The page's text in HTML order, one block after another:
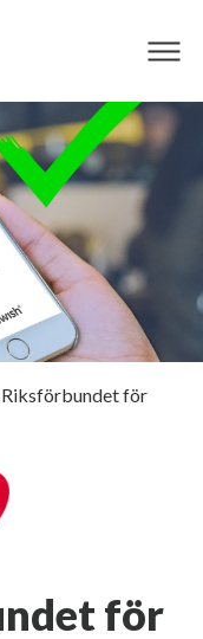
Riksförbundet för
för